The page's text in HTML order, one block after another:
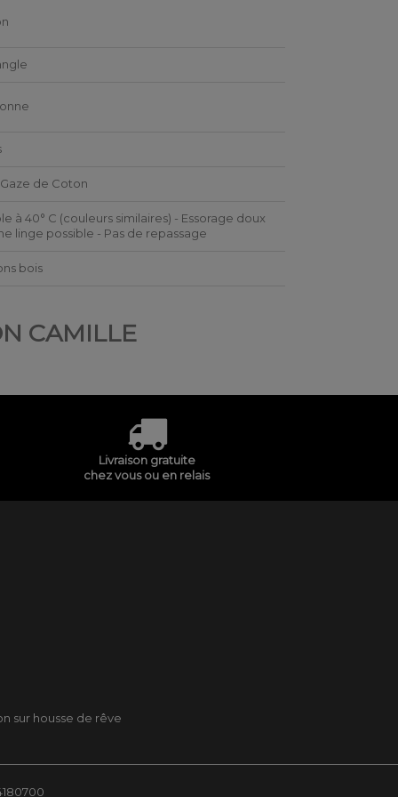
Gaze de Coton
à 40° C (couleurs similaires) - Essorage doux
linge possible - Pas de repassage
bois
CAMILLE
Livraison gratuite
chez vous ou en relais
sur housse de rêve